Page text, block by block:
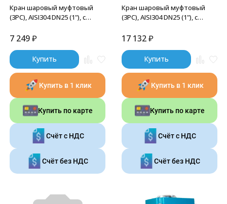
Кран шаровый муфтовый
(3PC), AISI304 DN25 (1"), с
пневмоприводом AT63D, NK-
7 249₽
Купить
Купить в 1 клик
Купить по карте
Счёт с НДС
Счёт без НДС
Кран шаровый муфтовый
(3PC), AISI304 DN25 (1"), с
(С-03), NK-BMTp25/4*PEAH30
17 132₽
Купить
Купить в 1 клик
Купить по карте
Счёт с НДС
Счёт без НДС